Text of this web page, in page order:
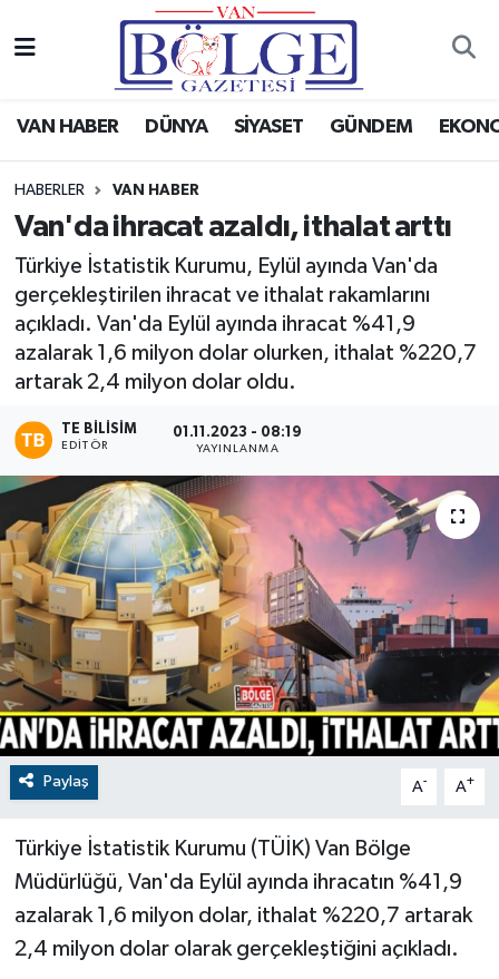
VAN HABER DÜNYA SİYASET GÜNDEM
HABERLER VAN HABER
Van'da ihracat azaldı, ithalat arttı
Türkiye İstatistik Kurumu, Eylül ayında Van'da
gerçekleştirilen ihracat ve ithalat rakamlarını
açıkladı. Van'da Eylül ayında ihracat %41,9
azalarak 1,6 milyon dolar olurken, ithalat %220,7
artarak 2,4 milyon dolar oldu.
TE BILISIM
EDITÖR
01.11.2023 - 08:19
YAYINLANMA
Paylaş A- A+
Türkiye İstatistik Kurumu (TÜİK) Van Bölge
Müdürlüğü, Van'da Eylül ayında ihracatın %41,9
azalarak 1,6 milyon dolar, ithalat %220,7 artarak
2,4 milyon dolar olarak gerçekleştiğini açıkladı.
Van Haber
Gündem
Spor
Ekonomi
Eğitim
Sağlık
Dünya
RESMİ İLANLAR
Hava Durumu
Puan Durumu ve Fikstür
Tüm Manşetler
Son Dakika Haberleri
Haber Arşivi